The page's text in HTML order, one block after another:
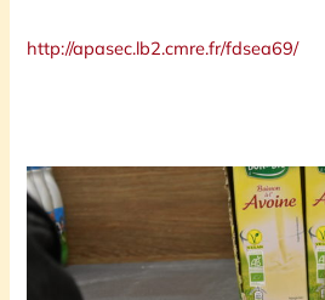
http://apasec.lb2.cmre.fr/fdsea69/